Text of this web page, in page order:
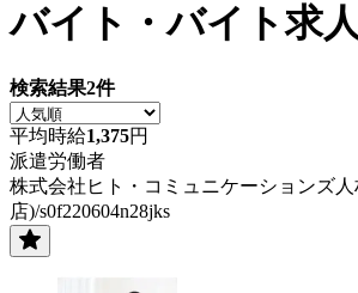
バイト・バイト求
検索結果2件
平均時給1,375円
派遣労働者
株式会社ヒト・コミュニケーションズ
店)/s0f220604n28jks